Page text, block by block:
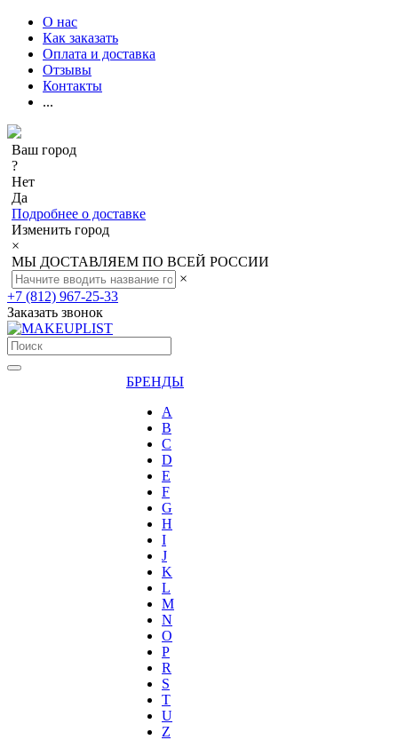
О нас
Как заказать
Оплата и доставка
Отзывы
Контакты
...
Ваш город
?
Нет
Да
Подробнее о доставке
Изменить город
×
МЫ ДОСТАВЛЯЕМ ПО ВСЕЙ РОССИИ
×
+7 (812) 967-25-33
Заказать звонок
БРЕНДЫ
A
B
C
D
E
F
G
H
I
J
K
L
M
N
O
P
R
S
T
U
Z